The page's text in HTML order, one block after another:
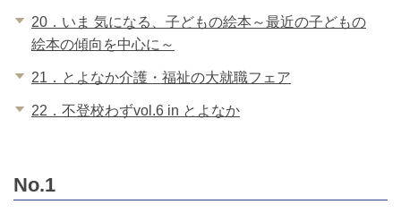
20．いま 気になる、子どもの絵本～最近の子どもの
絵本の傾向を中心に～
21．とよなか介護・福祉の大就職フェア
22．不登校わずvol.6 in とよなか
No.1